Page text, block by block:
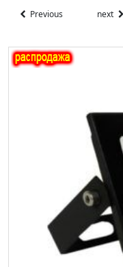
Previous next